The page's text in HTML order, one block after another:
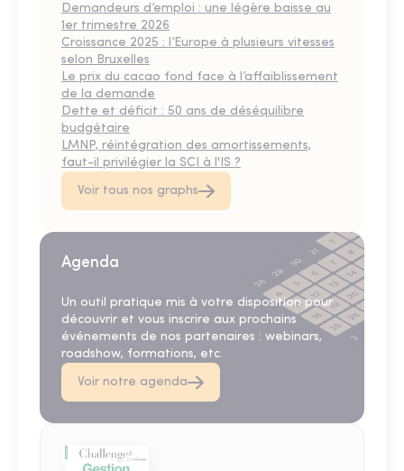
Demandeurs d’emploi : une légère baisse au
1er trimestre 2026
Croissance 2025 : l’Europe à plusieurs vitesses
selon Bruxelles
Le prix du cacao fond face à l’affaiblissement
de la demande
Dette et déficit : 50 ans de déséquilibre
budgétaire
LMNP, réintégration des amortissements,
faut-il privilégier la SCI à l'IS ?
Voir tous nos graphs
Agenda
Un outil pratique mis à votre disposition pour
découvrir et vous inscrire aux prochains
événements de nos partenaires : webinars,
roadshow, formations, etc.
Voir notre agenda